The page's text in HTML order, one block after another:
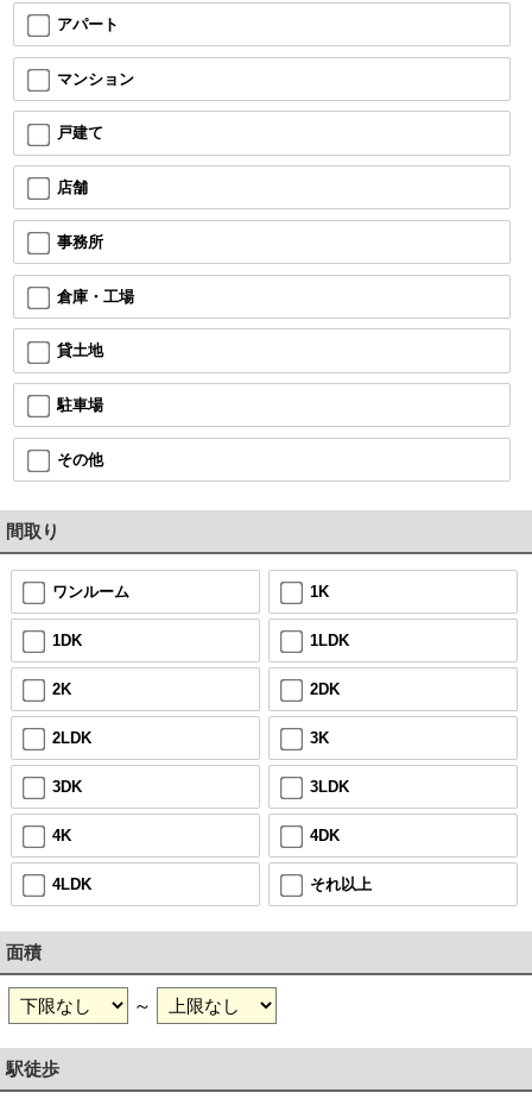
アパート
マンション
戸建て
店舗
事務所
倉庫・工場
貸土地
駐車場
その他
間取り
ワンルーム 1K
1DK 1LDK
2K 2DK
2LDK 3K
3DK 3LDK
4K 4DK
4LDK それ以上
面積
～
駅徒歩